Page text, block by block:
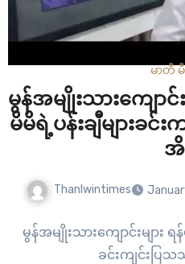
မာတီ
မွန်အမျိုးသားကျော
မိမိရဲ့ပန်းချီများခ
အိ
Thanlwintimes
မွန်အမျိုးသားကျောင်းများ
ခင်းကျင်းပ